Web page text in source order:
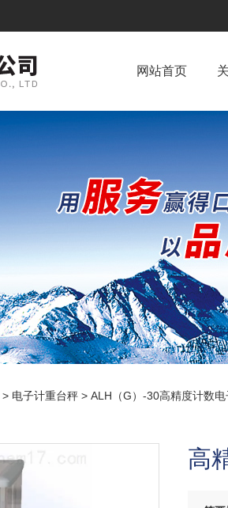
网站首页
> 电子计重台秤 > ALH（G）-30高精度计数
高